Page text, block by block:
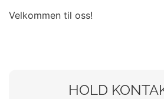
Velkommen til oss!
HOLD